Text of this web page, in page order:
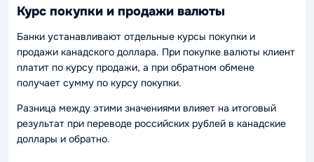
Курс покупки и продажи валюты
Банки устанавливают отдельные курсы покупки и
продажи канадского доллара. При покупке валюты клиент
платит по курсу продажи, а при обратном обмене
получает сумму по курсу покупки.
Разница между этими значениями влияет на итоговый
результат при переводе российских рублей в канадские
доллары и обратно.